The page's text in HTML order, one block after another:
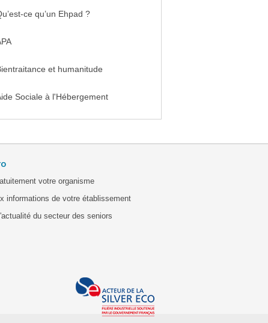
ce qu’un Ehpad ?
et humanitude
Sociale à l'Hébergement
votre organisme
informations de votre établissement
du secteur des seniors